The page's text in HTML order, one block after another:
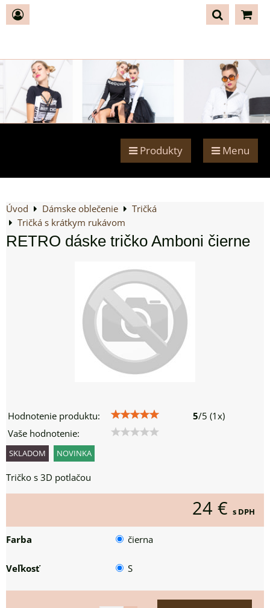
Produkty Menu
Úvod Dámske oblečenie
Tričká
Tričká s krátkym rukávom
RETRO dáske tričko Amboni čierne
Hodnotenie produktu: 5/5 (1x)
Vaše hodnotenie:
SKLADOM NOVINKA
Tričko s 3D potlačou
24 € s DPH
Farba čierna
Veľkosť S